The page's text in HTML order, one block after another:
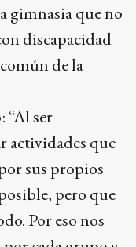
gimnasia que no
discapacidad
de la
“Al ser
actividades que
sus propios
pero que
Por eso nos